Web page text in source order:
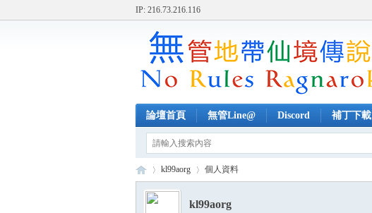
IP: 216.73.216.116
論壇首頁 無管Line@ Discord 補丁下載
kl99aorg 個人資料
kl99aorg